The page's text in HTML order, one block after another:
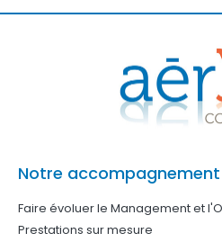
Notre accompagnement
Faire évoluer le Management et
Prestations sur mesure